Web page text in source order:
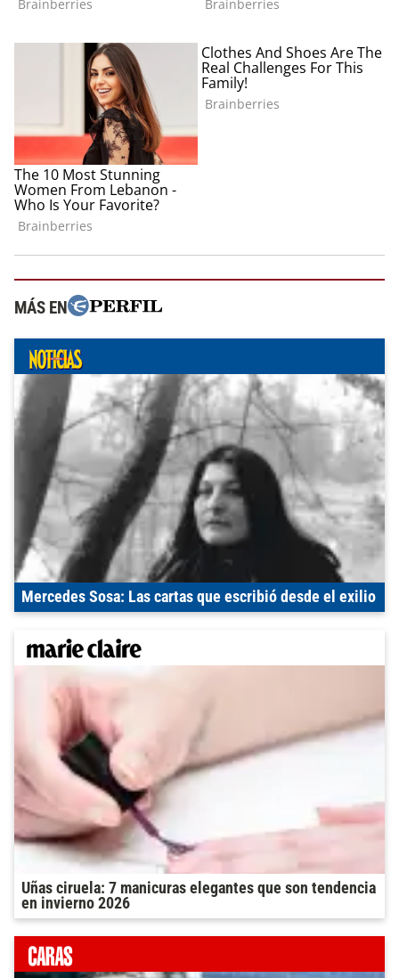
MÁS EN
Mercedes Sosa: Las cartas que escribió desde el exilio
Uñas ciruela: 7 manicuras elegantes que son tendencia
en invierno 2026